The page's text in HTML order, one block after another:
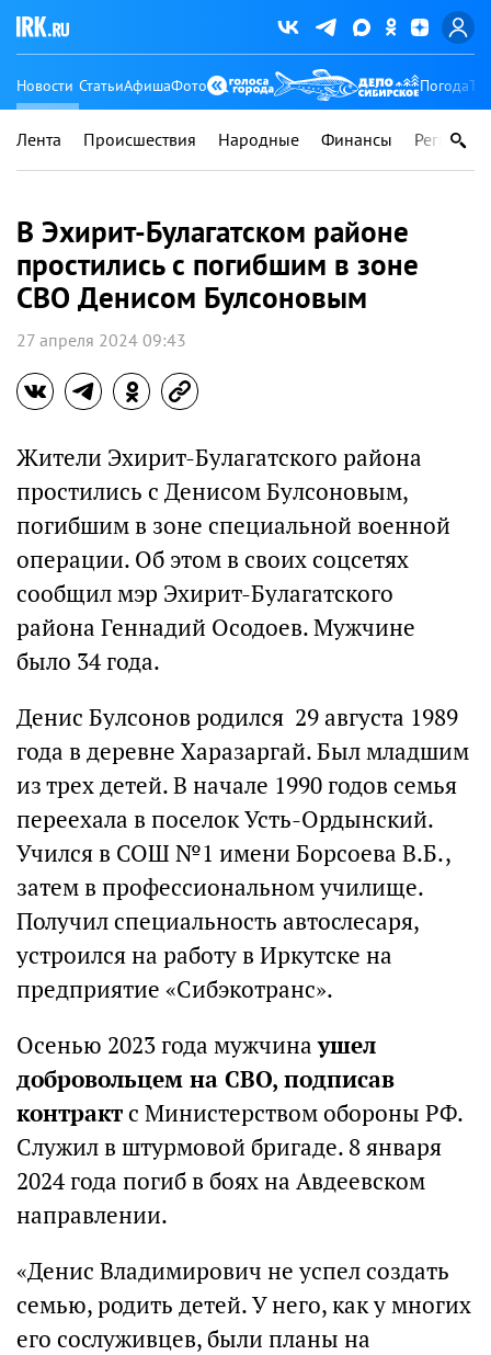
Новости СтатьиАфишаФото Погода
Лента Происшествия Народные Финансы Регионы
В Эхирит-Булагатском районе
простились с погибшим в зоне
СВО Денисом Булсоновым
27 апреля 2024 09:43
Жители Эхирит-Булагатского района
простились с Денисом Булсоновым,
погибшим в зоне специальной военной
операции. Об этом в своих соцсетях
сообщил мэр Эхирит-Булагатского
района Геннадий Осодоев. Мужчине
было 34 года.
Денис Булсонов родился 29 августа 1989
года в деревне Харазаргай. Был младшим
из трех детей. В начале 1990 годов семья
переехала в поселок Усть-Ордынский.
Учился в СОШ №1 имени Борсоева В.Б.,
затем в профессиональном училище.
Получил специальность автослесаря,
устроился на работу в Иркутске на
предприятие «Сибэкотранс».
Осенью 2023 года мужчинаушел
добровольцем на СВО, подписав
контрактс Министерством обороны РФ.
Служил в штурмовой бригаде. 8 января
2024 года погиб в боях на Авдеевском
направлении.
«Денис Владимирович не успел создать
семью, родить детей. У него, как у многих
его сослуживцев, были планы на